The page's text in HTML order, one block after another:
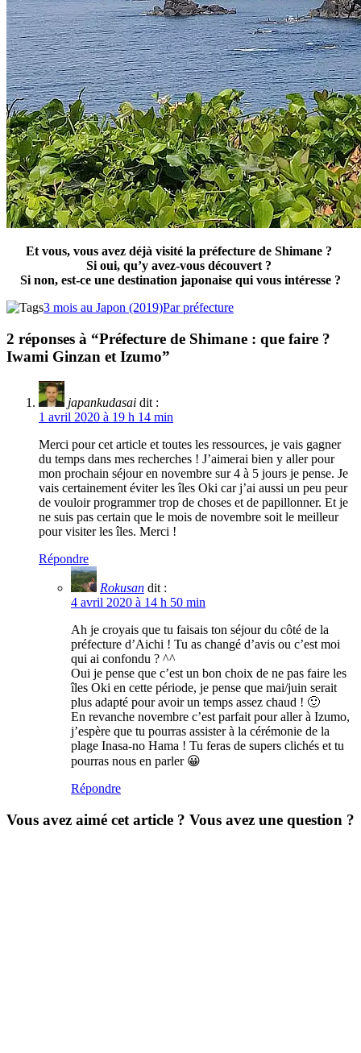
Et vous, vous avez déjà visité la préfecture de Shimane ?
Si oui, qu’y avez-vous découvert ?
Si non, est-ce une destination japonaise qui vous intéresse ?
3 mois au Japon (2019)Par préfecture
2 réponses à “Préfecture de Shimane : que faire ?
Iwami Ginzan et Izumo”
japankudasai dit :
1 avril 2020 à 19 h 14 min
Merci pour cet article et toutes les ressources, je vais gagner
du temps dans mes recherches ! J’aimerai bien y aller pour
mon prochain séjour en novembre sur 4 à 5 jours je pense. Je
vais certainement éviter les îles Oki car j’ai aussi un peu peur
de vouloir programmer trop de choses et de papillonner. Et je
ne suis pas certain que le mois de novembre soit le meilleur
pour visiter les îles. Merci !
Répondre
Rokusan dit :
4 avril 2020 à 14 h 50 min
Ah je croyais que tu faisais ton séjour du côté de la
préfecture d’Aichi ! Tu as changé d’avis ou c’est moi
qui ai confondu ? ^^
Oui je pense que c’est un bon choix de ne pas faire les
îles Oki en cette période, je pense que mai/juin serait
plus adapté pour avoir un temps assez chaud ! 🙂
En revanche novembre c’est parfait pour aller à Izumo,
j’espère que tu pourras assister à la cérémonie de la
plage Inasa-no Hama ! Tu feras de supers clichés et tu
pourras nous en parler 😀
Répondre
Vous avez aimé cet article ? Vous avez une question ?